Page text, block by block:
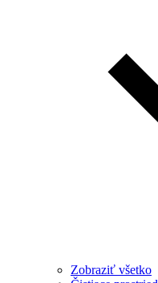
Zobraziť všetko